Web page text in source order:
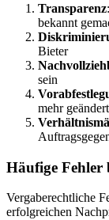
Transparenz
bekannt
Bieter
sein
mehr
Häufige Fehler
Vergaberechtliche
erfolgreichen